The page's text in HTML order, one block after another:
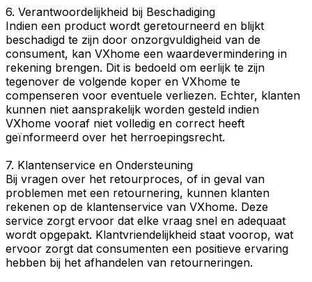
6. Verantwoordelijkheid bij Beschadiging
Indien een product wordt geretourneerd en blijkt
beschadigd te zijn door onzorgvuldigheid van de
consument, kan VXhome een waardevermindering in
rekening brengen. Dit is bedoeld om eerlijk te zijn
tegenover de volgende koper en VXhome te
compenseren voor eventuele verliezen. Echter, klanten
kunnen niet aansprakelijk worden gesteld indien
VXhome vooraf niet volledig en correct heeft
geïnformeerd over het herroepingsrecht.
7. Klantenservice en Ondersteuning
Bij vragen over het retourproces, of in geval van
problemen met een retournering, kunnen klanten
rekenen op de klantenservice van VXhome. Deze
service zorgt ervoor dat elke vraag snel en adequaat
wordt opgepakt. Klantvriendelijkheid staat voorop, wat
ervoor zorgt dat consumenten een positieve ervaring
hebben bij het afhandelen van retourneringen.